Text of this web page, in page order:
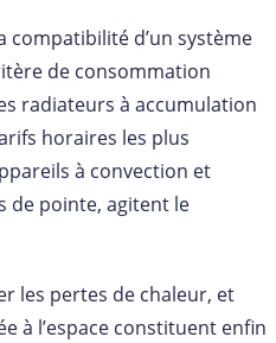
d’un système
de consommation
radiateurs à accumulation
horaires les plus
à convection et
de pointe, agitent le
les pertes de chaleur, et
à l’espace constituent enfin